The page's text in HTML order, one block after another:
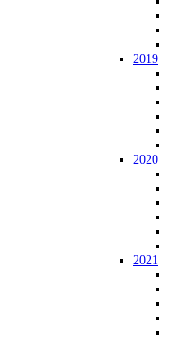
2019
2020
2021